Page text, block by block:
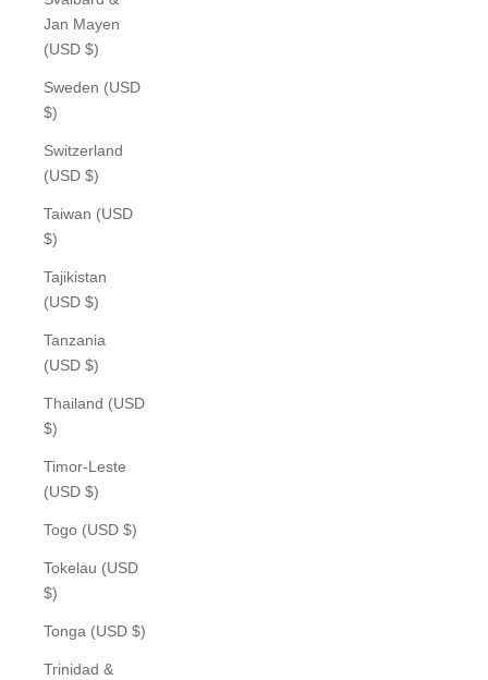
Jan Mayen
(USD $)
Sweden (USD
$)
Switzerland
(USD $)
Taiwan (USD
$)
Tajikistan
(USD $)
Tanzania
(USD $)
Thailand (USD
$)
Timor-Leste
(USD $)
Togo (USD $)
Tokelau (USD
$)
Tonga (USD $)
Trinidad &